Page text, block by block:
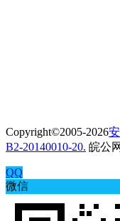
Copyright©2005-2026
B2-20140010-20. 皖公
QQ
微信